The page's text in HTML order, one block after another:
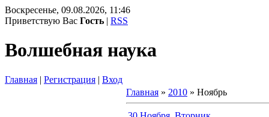
Воскресенье, 09.08.2026, 11:46
Приветствую Вас Гость | RSS
Волшебная наука
Главная | Регистрация | Вход
Главная » 2010 » Ноябрь